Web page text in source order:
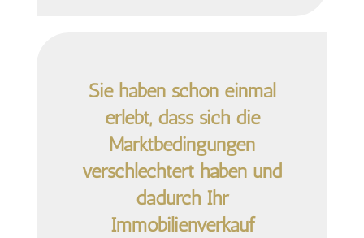
Sie haben schon einmal
erlebt, dass sich die
Marktbedingungen
verschlechtert haben und
dadurch Ihr
Immobilienverkauf